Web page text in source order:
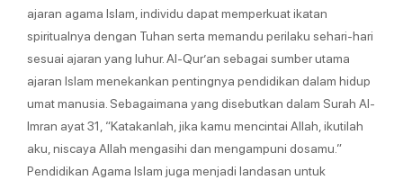
ajaran agama Islam, individu dapat memperkuat ikatan
spiritualnya dengan Tuhan serta memandu perilaku sehari-hari
sesuai ajaran yang luhur. Al-Qur’an sebagai sumber utama
ajaran Islam menekankan pentingnya pendidikan dalam hidup
umat manusia. Sebagaimana yang disebutkan dalam Surah Al-
Imran ayat 31, “Katakanlah, jika kamu mencintai Allah, ikutilah
aku, niscaya Allah mengasihi dan mengampuni dosamu.”
Pendidikan Agama Islam juga menjadi landasan untuk